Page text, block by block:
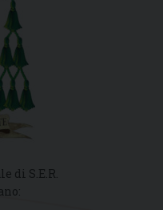
di S.E.R.